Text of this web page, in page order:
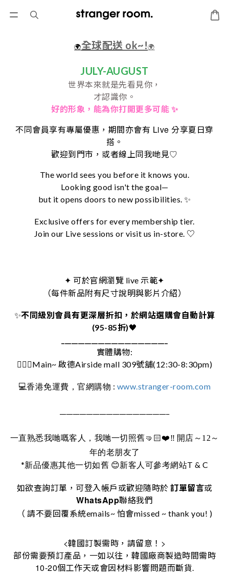
🌍全球配送 ok~!🌍
JULY-AUGUST
世界本來就是先看見你，
才認識你。
好的形象， 能為你打開更多可能 ✨
不同會員享有專屬優惠，期間亦會有 Live分享夏日穿
搭。
歡迎到門市，或者線上同我哋見♡
The world sees you before it knows you.
Looking good isn't the goal—
but it opens doors to new possibilities. ✨
Exclusive offers for every membership tier.
Join our Live sessions or visit us in-store. ♡
✦ 可於官網瀏覽 live 示範✦
（每件新品附有尺寸說明與影片介紹）
✨不同級別會員有更深層折扣，於網站選購會自動計算
(95-85折)🖤
實體購物:
🚶🏻‍♀️Main~ 啟德Airside mall 309號舖(12:30-8:30pm)
💻香港免運費，官網購物 : www.stranger-room.com
一直熟悉我哋嘅客人，我哋一切照舊🤜🏻❤️‼️ 開店～12～
年的老朋友了
*新品優惠其他一切如舊 😊新客人可參考網站T & C
如欲查詢訂單，可登入帳戶或歡迎隨時於 訂單留言或
WhatsApp聯絡我們
（ 請不要回覆系統emails~ 怕會missed ~ thank you! )
<韓國訂製需時，請留意！ >
部份需要預訂產品，一如以往，韓國廠商製造時間需時
10-20個工作天或會因材料影響問題而斷貨.